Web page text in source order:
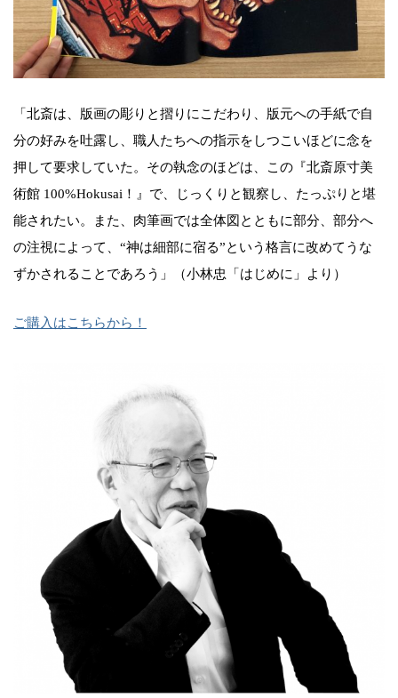
「北斎は、版画の彫りと摺りにこだわり、版元への手紙で自
分の好みを吐露し、職人たちへの指示をしつこいほどに念を
押して要求していた。その執念のほどは、この『北斎原寸美
術館 100%Hokusai！』で、じっくりと観察し、たっぷりと堪
能されたい。また、肉筆画では全体図とともに部分、部分へ
の注視によって、“神は細部に宿る”という格言に改めてうな
ずかされることであろう」（小林忠「はじめに」より）
ご購入はこちらから！